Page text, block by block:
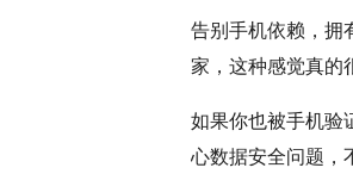
告别手机依赖，拥
家，这种感觉真的
如果你也被手机验
心数据安全问题，